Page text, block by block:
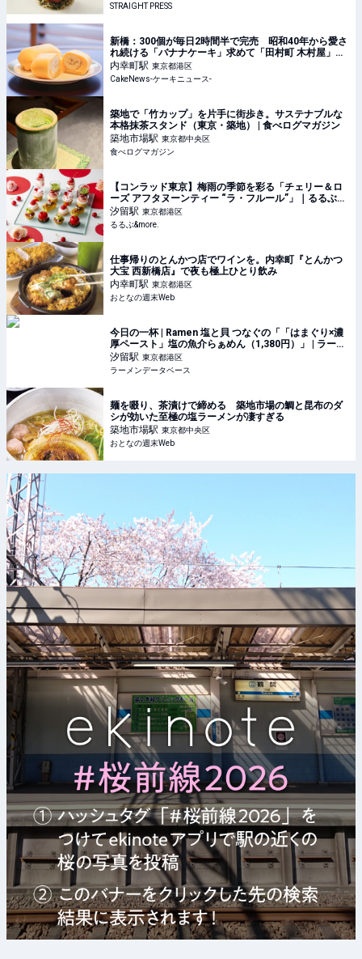
STRAIGHT PRESS
新橋：300個が毎日2時間半で完売 昭和40年から愛さ
れ続ける「バナナケーキ」求めて「田村町 木村屋」を
訪問
内幸町駅 東京都港区
CakeNews-ケーキニュース-
築地で「竹カップ」を片手に街歩き。サステナブルな
本格抹茶スタンド（東京・築地） | 食べログマガジン
築地市場駅 東京都中央区
食べログマガジン
【コンラッド東京】梅雨の季節を彩る「チェリー＆ロ
ーズ アフタヌーンティー “ラ・フルール”」｜るるぶ
&more.
汐留駅 東京都港区
るるぶ&more.
仕事帰りのとんかつ店でワインを。内幸町『とんかつ
大宝 西新橋店』で夜も極上ひとり飲み
内幸町駅 東京都港区
おとなの週末Web
今日の一杯 | Ramen 塩と貝 つなぐの「「はまぐり×濃
厚ペースト」塩の魚介らぁめん（1,380円）」 | ラーメ
ンデータベース
汐留駅 東京都港区
ラーメンデータベース
麺を啜り、茶漬けで締める 築地市場の鯛と昆布のダ
シが効いた至極の塩ラーメンが凄すぎる
築地市場駅 東京都中央区
おとなの週末Web